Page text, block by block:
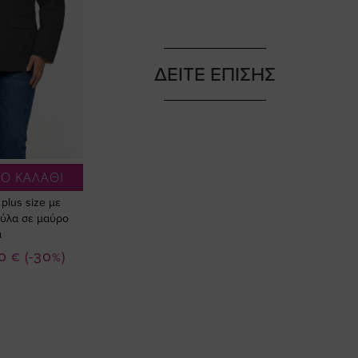
ΚΑΛΑΘΙ
size με
σε μαύρο
(-30%)
€
ΔΕΙΤΕ ΕΠΙΣΗΣ